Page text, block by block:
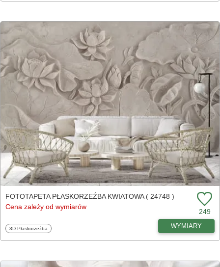
FOTOTAPETA PŁASKORZEŹBA KWIATOWA ( 24748 )
Cena zależy od wymiarów
249
Fototapety
3D Płaskorzeźba WYMIARY